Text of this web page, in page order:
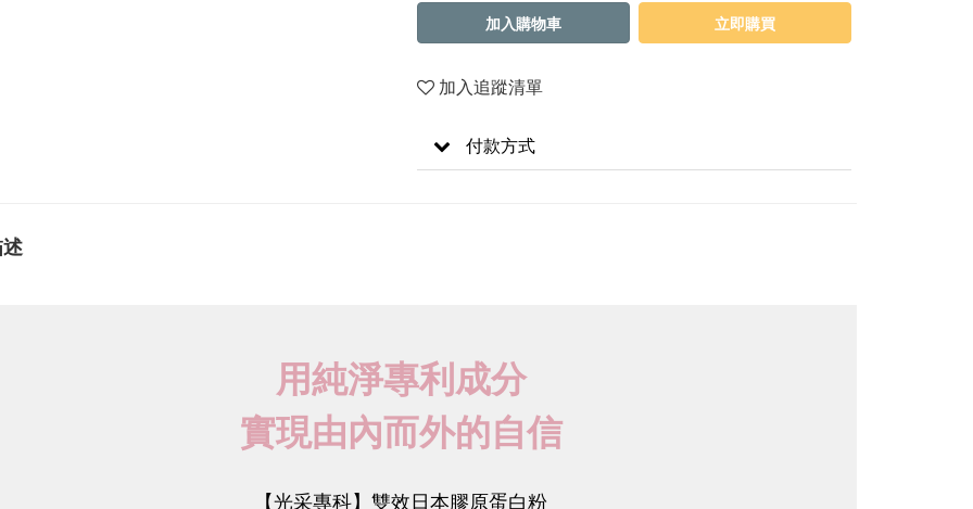
加入購物車 立即購買
加入追蹤清單
付款方式
用純淨專利成分
實現由內而外的自信
【光采專科】雙效日本膠原蛋白粉